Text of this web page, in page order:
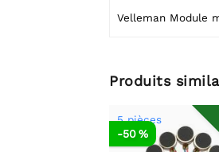
Produits
5 pièces
-50 %